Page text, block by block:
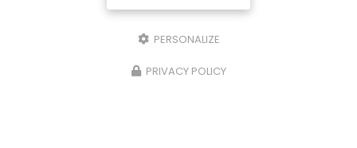
PERSONALIZE
PRIVACY POLICY